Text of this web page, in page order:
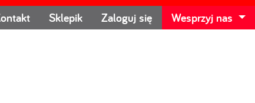
Sklepik Zaloguj się Wesprzyj nas